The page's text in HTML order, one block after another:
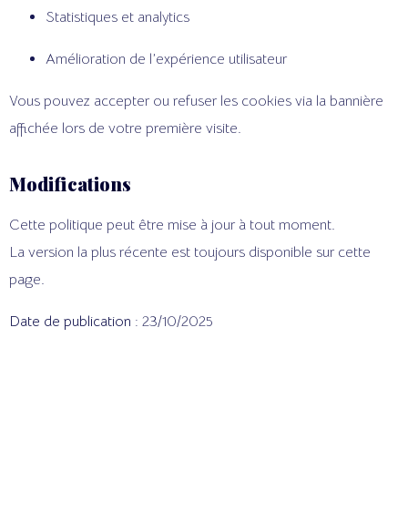
Statistiques et analytics
Amélioration de l’expérience utilisateur
Vous pouvez accepter ou refuser les cookies via la bannière
affichée lors de votre première visite.
Modifications
Cette politique peut être mise à jour à tout moment.
La version la plus récente est toujours disponible sur cette
page.
Date de publication : 23/10/2025